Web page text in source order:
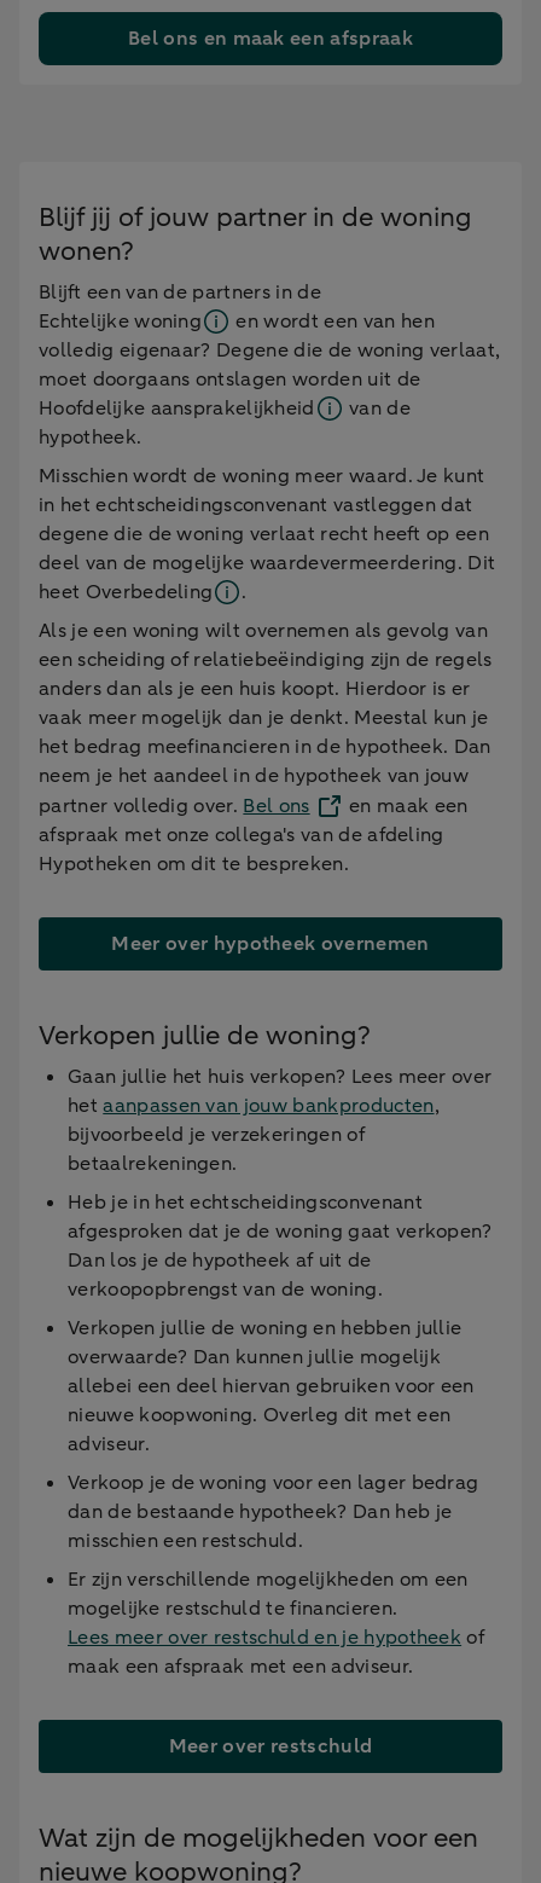
Bel ons en maak een afspraak
Blijf jij of jouw partner in de woning
wonen?
Blijft een van de partners in de
Echtelijke woning
en wordt een van hen
volledig eigenaar? Degene die de woning verlaat,
moet doorgaans ontslagen worden uit de
Hoofdelijke aansprakelijkheid
van de
hypotheek.
Misschien wordt de woning meer waard. Je kunt
in het echtscheidingsconvenant vastleggen dat
degene die de woning verlaat recht heeft op een
deel van de mogelijke waardevermeerdering. Dit
heet Overbedeling
.
Als je een woning wilt overnemen als gevolg van
een scheiding of relatiebeëindiging zijn de regels
anders dan als je een huis koopt. Hierdoor is er
vaak meer mogelijk dan je denkt. Meestal kun je
het bedrag meefinancieren in de hypotheek. Dan
neem je het aandeel in de hypotheek van jouw
partner volledig over. Bel ons
en maak een
afspraak met onze collega's van de afdeling
Hypotheken om dit te bespreken.
Meer over hypotheek overnemen
Verkopen jullie de woning?
Gaan jullie het huis verkopen? Lees meer over
hetaanpassen van jouw bankproducten,
bijvoorbeeld je verzekeringen of
betaalrekeningen.
Heb je in het echtscheidingsconvenant
afgesproken dat je de woning gaat verkopen?
Dan los je de hypotheek af uit de
verkoopopbrengst van de woning.
Verkopen jullie de woning en hebben jullie
overwaarde? Dan kunnen jullie mogelijk
allebei een deel hiervan gebruiken voor een
nieuwe koopwoning. Overleg dit met een
adviseur.
Verkoop je de woning voor een lager bedrag
dan de bestaande hypotheek? Dan heb je
misschien een restschuld.
Er zijn verschillende mogelijkheden om een
mogelijke restschuld te financieren.
Lees meer over restschuld en je hypotheek of
maak een afspraak met een adviseur.
Meer over restschuld
Wat zijn de mogelijkheden voor een
nieuwe koopwoning?